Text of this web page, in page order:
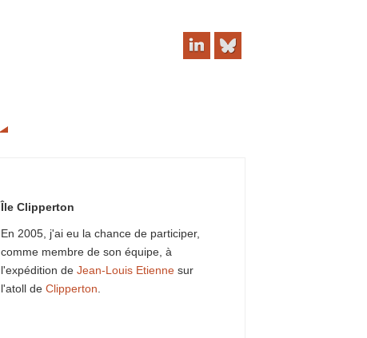
Île Clipperton
En 2005, j'ai eu la chance de participer,
comme membre de son équipe, à
l'expédition deJean-Louis Etienne sur
l'atoll deClipperton